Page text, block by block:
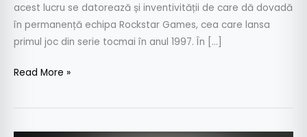
acest lucru se datorează și inventivității de care dă dovadă
în permanență echipa Rockstar Games, cea care lansa
primul joc din serie tocmai în anul 1997. În […]
Read More »